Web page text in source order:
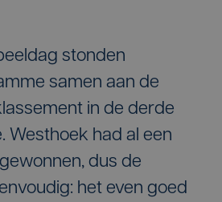
stonden
samen aan de
in de derde
Westhoek had al een
dus de
het even goed